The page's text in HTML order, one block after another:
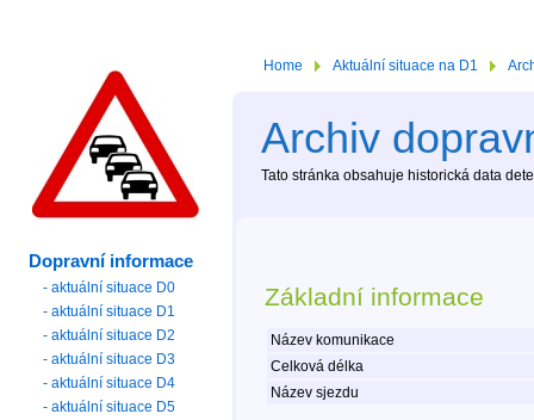
Home Aktuální situace na D1
Archiv
Tato stránka obsahuje historická data
Základní informace
Název komunikace
Celková délka
Název sjezdu
Dopravní informace
- aktuální situace D0
- aktuální situace D1
- aktuální situace D2
- aktuální situace D3
- aktuální situace D4
- aktuální situace D5